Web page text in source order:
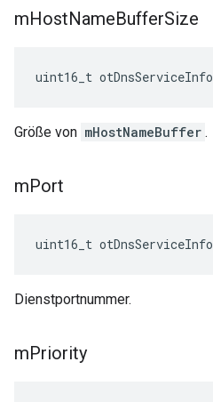
mHostNameBufferSize
uint16_t otDnsServiceInfo
Größe von mHostNameBuffer .
mPort
uint16_t otDnsServiceInfo
Dienstportnummer.
mPriority